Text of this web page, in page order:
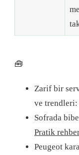
🧰
Zarif bir
ve trendleri:
Sofrada
Pratik
Peugeot